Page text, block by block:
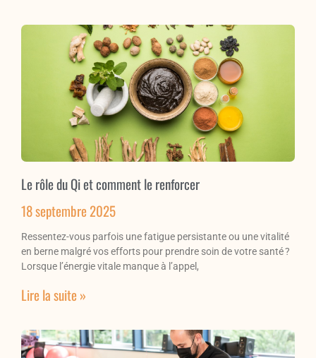
Le rôle du Qi et comment le renforcer
18 septembre 2025
Ressentez-vous parfois une fatigue persistante ou une vitalité
en berne malgré vos efforts pour prendre soin de votre santé ?
Lorsque l’énergie vitale manque à l’appel,
Lire la suite »